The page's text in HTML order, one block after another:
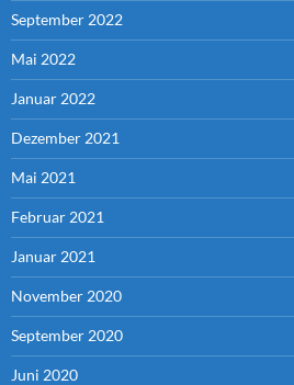
September 2022
Mai 2022
Januar 2022
Dezember 2021
Mai 2021
Februar 2021
Januar 2021
November 2020
September 2020
Juni 2020